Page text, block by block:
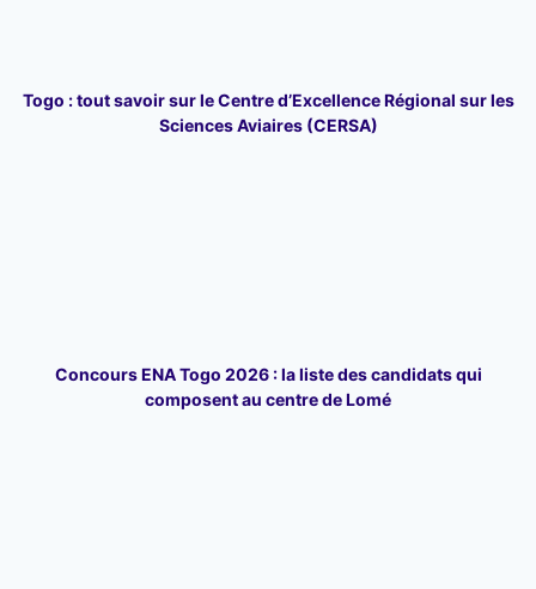
Togo : tout savoir sur le Centre d’Excellence Régional sur les
Sciences Aviaires (CERSA)
Concours ENA Togo 2026 : la liste des candidats qui
composent au centre de Lomé